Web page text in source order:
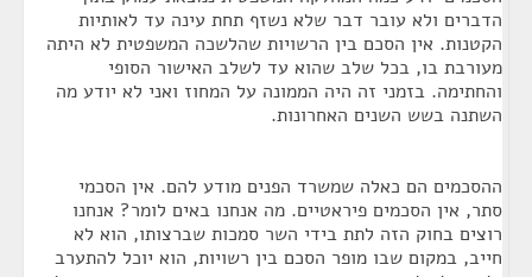
הדברים ולא עובר דבר שלא נשזף תחת עינה עד לאותיות
הקטנות. אין הסכם בין הרשויות שהלשכה המשפטית לא היתה
מעורבת בו, בכל שלב שהוא עד לשלב האישור הסופי
והחתימה. בזמני זה היה הממונה על המחוז ואני לא יודע מה
השתנה בשש השנים האחרונות.
ההסכמים הם כאלה שמשרד הפנים מודע להם. אין הסכמי
סתר, אין הסכמים פיראטיים. מה אנחנו באים לומר? אנחנו
רוצים בחוק הזה לתת בידי השר סמכות שברצותו, הוא לא
חייב, במקום שבו מופר הסכם בין רשויות, הוא יוכל להתערב